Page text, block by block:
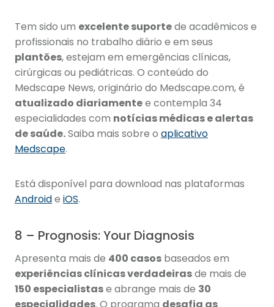
Tem sido um excelente suportede acadêmicos e
profissionais no trabalho diário e em seus
plantões, estejam em emergências clínicas,
cirúrgicas ou pediátricas. O conteúdo do
Medscape News, originário do Medscape.com, é
atualizado diariamentee contempla 34
especialidades com notícias médicas e alertas
de saúde.Saiba mais sobre o aplicativo
Medscape.
Está disponível para download nas plataformas
Androide iOS.
8 – Prognosis: Your Diagnosis
Apresenta mais de 400 casos baseados em
experiências clínicas verdadeirasde mais de
150 especialistase abrange mais de 30